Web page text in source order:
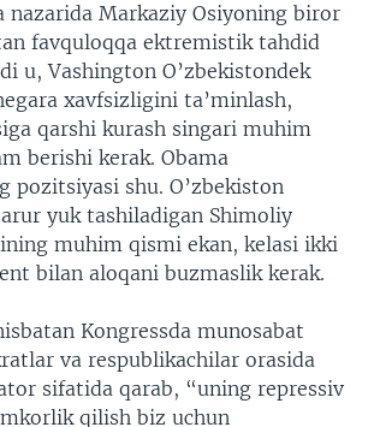
nazarida Markaziy Osiyoning biror
favquloqqa ektremistik tahdid
u, Vashington O’zbekistondek
xavfsizligini ta’minlash,
qarshi kurash singari muhim
berishi kerak. Obama
pozitsiyasi shu. O’zbekiston
yuk tashiladigan Shimoliy
muhim qismi ekan, kelasi ikki
bilan aloqani buzmaslik kerak.
Kongressda munosabat
va respublikachilar orasida
sifatida qarab, “uning repressiv
qilish biz uchun